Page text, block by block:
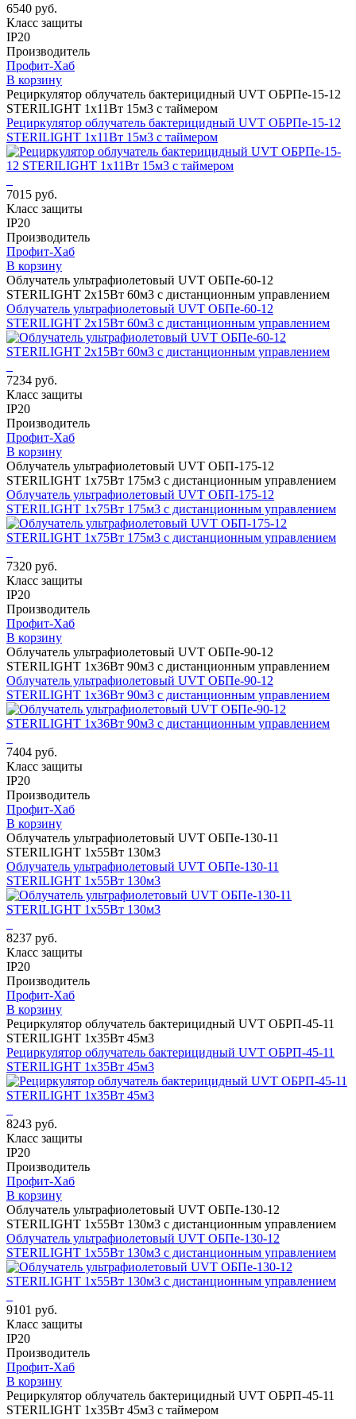
6540 руб.
Класс защиты
IP20
Производитель
Профит-Хаб
В корзину
Рециркулятор облучатель бактерицидный UVT ОБРПе-15-12
STERILIGHT 1х11Вт 15м3 с таймером
Рециркулятор облучатель бактерицидный UVT ОБРПе-15-12
STERILIGHT 1х11Вт 15м3 с таймером
7015 руб.
Класс защиты
IP20
Производитель
Профит-Хаб
В корзину
Облучатель ультрафиолетовый UVT ОБПе-60-12
STERILIGHT 2х15Вт 60м3 с дистанционным управлением
Облучатель ультрафиолетовый UVT ОБПе-60-12
STERILIGHT 2х15Вт 60м3 с дистанционным управлением
7234 руб.
Класс защиты
IP20
Производитель
Профит-Хаб
В корзину
Облучатель ультрафиолетовый UVT ОБП-175-12
STERILIGHT 1х75Вт 175м3 с дистанционным управлением
Облучатель ультрафиолетовый UVT ОБП-175-12
STERILIGHT 1х75Вт 175м3 с дистанционным управлением
7320 руб.
Класс защиты
IP20
Производитель
Профит-Хаб
В корзину
Облучатель ультрафиолетовый UVT ОБПе-90-12
STERILIGHT 1х36Вт 90м3 с дистанционным управлением
Облучатель ультрафиолетовый UVT ОБПе-90-12
STERILIGHT 1х36Вт 90м3 с дистанционным управлением
7404 руб.
Класс защиты
IP20
Производитель
Профит-Хаб
В корзину
Облучатель ультрафиолетовый UVT ОБПе-130-11
STERILIGHT 1х55Вт 130м3
Облучатель ультрафиолетовый UVT ОБПе-130-11
STERILIGHT 1х55Вт 130м3
8237 руб.
Класс защиты
IP20
Производитель
Профит-Хаб
В корзину
Рециркулятор облучатель бактерицидный UVT ОБРП-45-11
STERILIGHT 1х35Вт 45м3
Рециркулятор облучатель бактерицидный UVT ОБРП-45-11
STERILIGHT 1х35Вт 45м3
8243 руб.
Класс защиты
IP20
Производитель
Профит-Хаб
В корзину
Облучатель ультрафиолетовый UVT ОБПе-130-12
STERILIGHT 1х55Вт 130м3 с дистанционным управлением
Облучатель ультрафиолетовый UVT ОБПе-130-12
STERILIGHT 1х55Вт 130м3 с дистанционным управлением
9101 руб.
Класс защиты
IP20
Производитель
Профит-Хаб
В корзину
Рециркулятор облучатель бактерицидный UVT ОБРП-45-11
STERILIGHT 1х35Вт 45м3 с таймером